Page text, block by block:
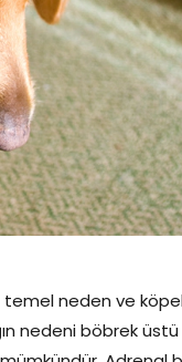
neden ve
nedeni böbrek